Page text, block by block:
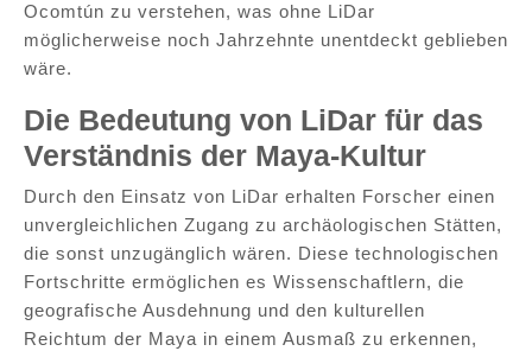
Ocomtún zu verstehen, was ohne LiDar
möglicherweise noch Jahrzehnte unentdeckt geblieben
wäre.
Die Bedeutung von LiDar für das
Verständnis der Maya-Kultur
Durch den Einsatz von LiDar erhalten Forscher einen
unvergleichlichen Zugang zu archäologischen Stätten,
die sonst unzugänglich wären. Diese technologischen
Fortschritte ermöglichen es Wissenschaftlern, die
geografische Ausdehnung und den kulturellen
Reichtum der Maya in einem Ausmaß zu erkennen,